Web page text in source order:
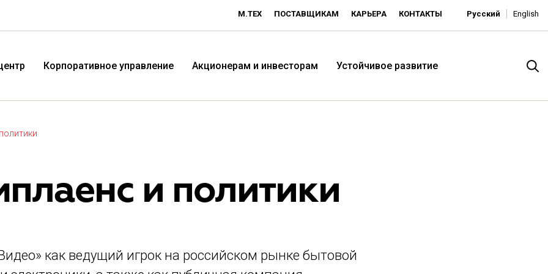
М.ТЕХ ПОСТАВЩИКАМ КАРЬЕРА КОНТАКТЫ Русский English
компания «М.Видео»
«Эльдорадо»
Корпоративное управление Акционерам и инвесторам Устойчивое развитие
и политики
как ведущий игрок на российском рынке бытовой